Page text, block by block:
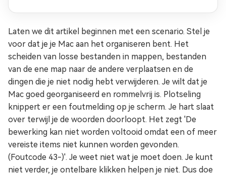
Laten we dit artikel beginnen met een scenario. Stel je
voor dat je je Mac aan het organiseren bent. Het
scheiden van losse bestanden in mappen, bestanden
van de ene map naar de andere verplaatsen en de
dingen die je niet nodig hebt verwijderen. Je wilt dat je
Mac goed georganiseerd en rommelvrij is. Plotseling
knippert er een foutmelding op je scherm. Je hart slaat
over terwijl je de woorden doorloopt. Het zegt 'De
bewerking kan niet worden voltooid omdat een of meer
vereiste items niet kunnen worden gevonden.
(Foutcode 43-)'. Je weet niet wat je moet doen. Je kunt
niet verder, je ontelbare klikken helpen je niet. Dus doe